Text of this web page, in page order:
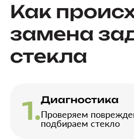
Как
замена
стекла
1.Диагностика
Проверяем
подбираем стекло